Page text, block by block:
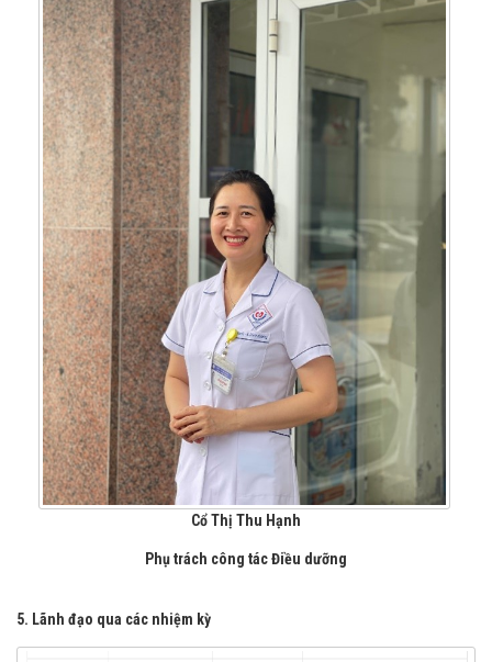
Cổ Thị Thu Hạnh
Phụ trách công tác Điều dưỡng